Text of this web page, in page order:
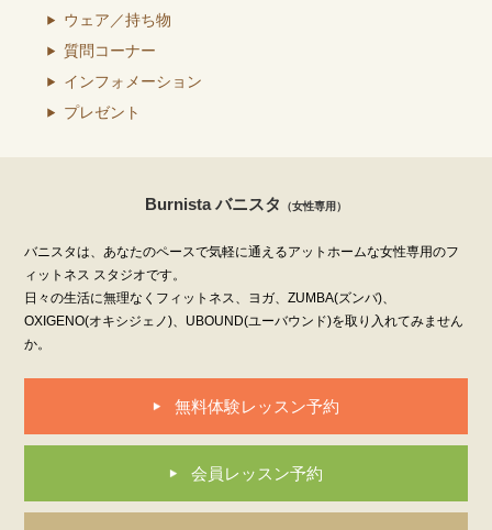
ウェア／持ち物
質問コーナー
インフォメーション
プレゼント
Burnista バニスタ （女性専用）
バニスタは、あなたのペースで気軽に通えるアットホームな女性専用のフ
ィットネス スタジオです。
日々の生活に無理なくフィットネス、ヨガ、ZUMBA(ズンバ)、
OXIGENO(オキシジェノ)、UBOUND(ユーバウンド)を取り入れてみません
か。
無料体験レッスン予約
会員レッスン予約